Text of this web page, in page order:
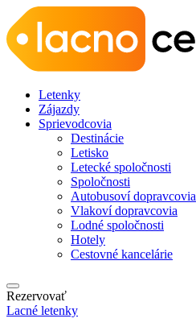
Letenky
Zájazdy
Sprievodcovia
Destinácie
Letisko
Letecké spoločnosti
Spoločnosti
Autobusoví dopravcovia
Vlakoví dopravcovia
Lodné spoločnosti
Hotely
Cestovné kancelárie
Rezervovať
Lacné letenky